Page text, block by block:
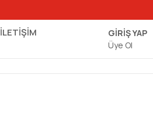
İLETİŞİM
GİRİŞ YAP
Üye Ol